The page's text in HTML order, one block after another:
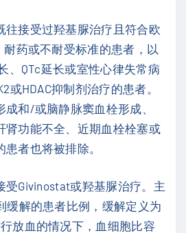
往接受过羟基脲治疗且符合欧
药或不耐受标准的患者，以
、QTc延长或室性心律失常病
或HDAC抑制剂治疗的患者。
和/或脑静脉窦血栓形成、
肾功能不全、近期血栓栓塞或
者也将被排除。
受Givinostat或羟基脲治疗。主
缓解的患者比例，缓解定义为
放血的情况下，血细胞比容